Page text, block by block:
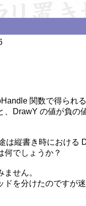
関数で得られ
DrawY の値が負の
は縦書き時における
何でしょうか？
せん。
を分けたのですが